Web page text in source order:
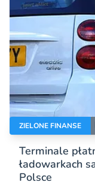
ZIELONE FINANSE
Terminale
ładowarkach
Polsce